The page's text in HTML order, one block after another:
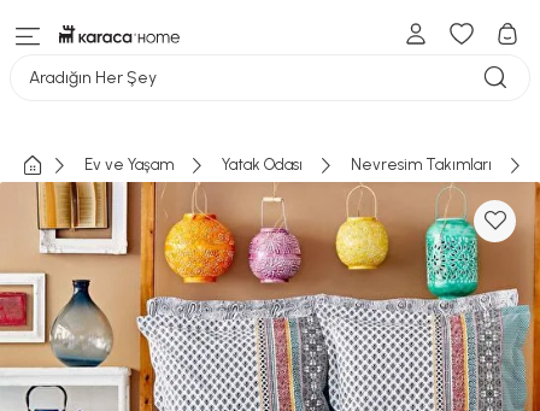
Aradığın Her Şey
Ev ve Yaşam Yatak Odası Nevresim Takımları